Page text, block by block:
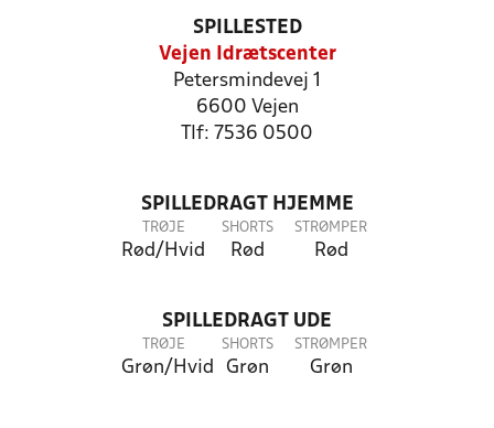
SPILLESTED
Vejen Idrætscenter
Petersmindevej 1
6600 Vejen
Tlf: 7536 0500
SPILLEDRAGT HJEMME
TRØJE
Rød/Hvid
SHORTS
Rød
STRØMPER
Rød
SPILLEDRAGT UDE
TRØJE
Grøn/Hvid
SHORTS
Grøn
STRØMPER
Grøn